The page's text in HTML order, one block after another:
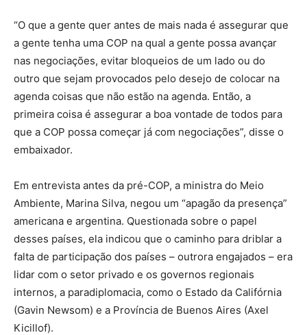
“O que a gente quer antes de mais nada é assegurar que
a gente tenha uma COP na qual a gente possa avançar
nas negociações, evitar bloqueios de um lado ou do
outro que sejam provocados pelo desejo de colocar na
agenda coisas que não estão na agenda. Então, a
primeira coisa é assegurar a boa vontade de todos para
que a COP possa começar já com negociações”, disse o
embaixador.
Em entrevista antes da pré-COP, a ministra do Meio
Ambiente, Marina Silva, negou um “apagão da presença”
americana e argentina. Questionada sobre o papel
desses países, ela indicou que o caminho para driblar a
falta de participação dos países – outrora engajados – era
lidar com o setor privado e os governos regionais
internos, a paradiplomacia, como o Estado da Califórnia
(Gavin Newsom) e a Província de Buenos Aires (Axel
Kicillof).